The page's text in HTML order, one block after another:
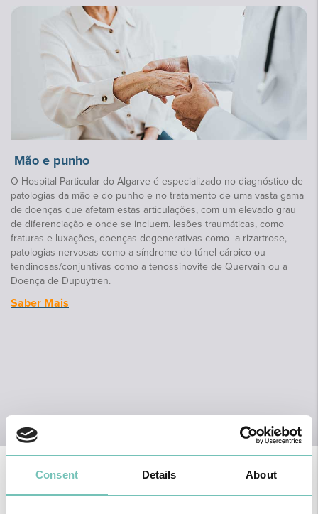
Consent Details About
Mão e punho
O Hospital Particular do Algarve é especializado no diagnóstico de
patologias da mão e do punho e no tratamento de uma vasta gama
de doenças que afetam estas articulações, com um elevado grau
de diferenciação e onde se incluem. lesões traumáticas, como
fraturas e luxações, doenças degenerativas como a rizartrose,
patologias nervosas como a síndrome do túnel cárpico ou
tendinosas/conjuntivas como a tenossinovite de Quervain ou a
Doença de Dupuytren.
Saber Mais
Corpo Clínico